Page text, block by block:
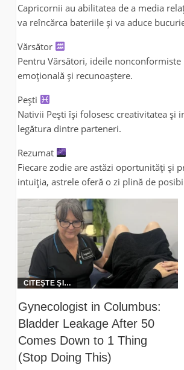
Capricornii au abilitatea de a media
va reîncărca bateriile și va aduce
Vărsător
Pentru Vărsători, ideile
emoțională și recunoaștere.
Pești
Nativii Pești își folosesc creativitatea și
legătura dintre parteneri.
Rezumat
Fiecare zodie are astăzi oportunități și
intuiția, astrele oferă o zi plină de
Gynecologist in Columbus:
Bladder Leakage After 50
Comes Down to 1 Thing
(Stop Doing This)